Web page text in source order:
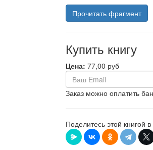
Прочитать фрагмент
Купить книгу
Цена: 77,00 руб
Заказ можно оплатить
Поделитесь этой книгой